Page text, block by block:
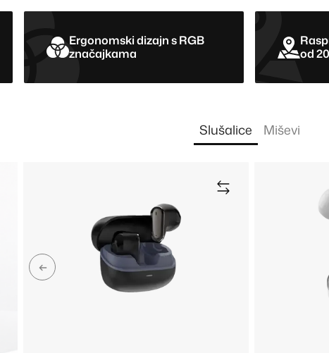
Ergonomski dizajn s RGB
značajkama
od
Slušalice Miševi